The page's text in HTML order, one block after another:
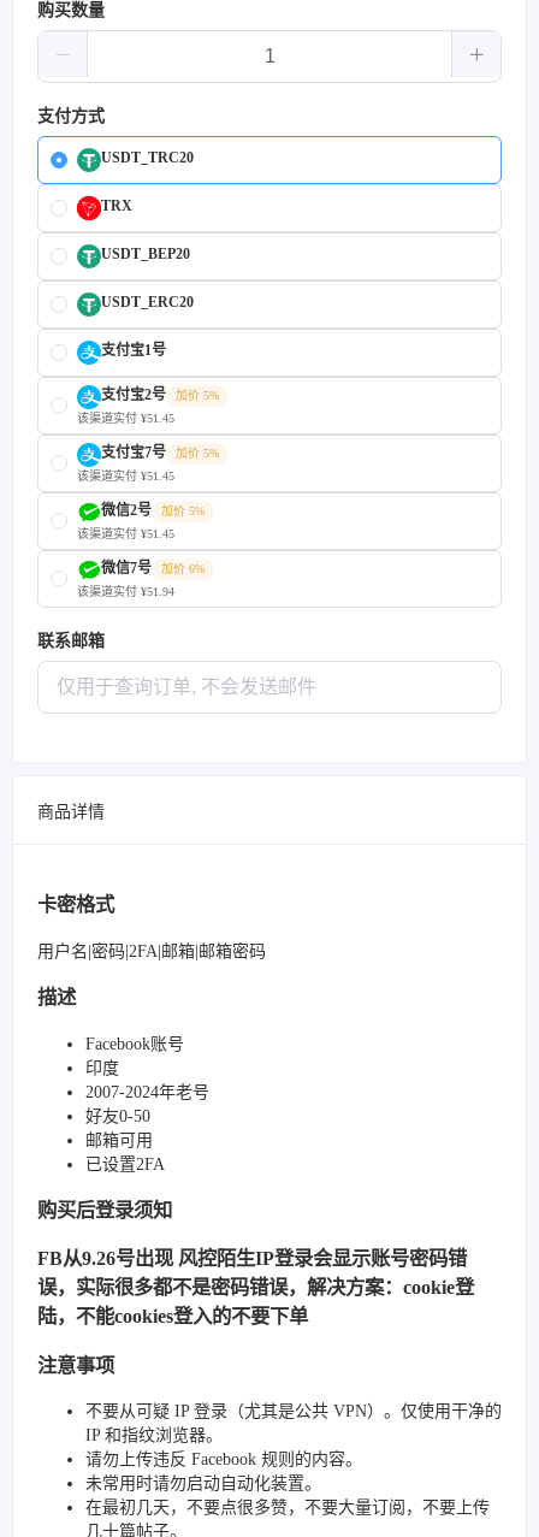
购买数量
支付方式
USDT_TRC20
TRX
USDT_BEP20
USDT_ERC20
支付宝1号
支付宝2号
加价 5%
该渠道实付 ¥51.45
支付宝7号
加价 5%
该渠道实付 ¥51.45
微信2号
加价 5%
该渠道实付 ¥51.45
微信7号
加价 6%
该渠道实付 ¥51.94
联系邮箱
商品详情
卡密格式
用户名|密码|2FA|邮箱|邮箱密码
描述
Facebook账号
印度
2007-2024年老号
好友0-50
邮箱可用
已设置2FA
购买后登录须知
FB从9.26号出现 风控陌生IP登录会显示账号密码错
误，实际很多都不是密码错误，解决方案：cookie登
陆，不能cookies登入的不要下单
注意事项
不要从可疑 IP 登录（尤其是公共 VPN）。仅使用干净的
IP 和指纹浏览器。
请勿上传违反 Facebook 规则的内容。
未常用时请勿启动自动化装置。
在最初几天，不要点很多赞，不要大量订阅，不要上传
几十篇帖子。